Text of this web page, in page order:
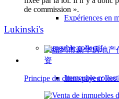
Expériences en
Immeuble collectif
Immeuble
de commission ».
Lukinski's
Principe du client-payeur